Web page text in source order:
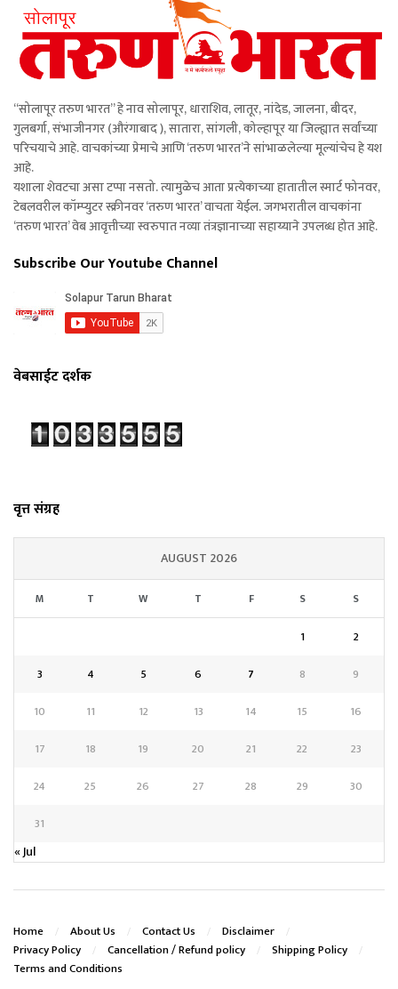
“सोलापूर तरुण भारत” हे नाव सोलापूर, धाराशिव, लातूर, नांदेड, जालना, बीदर,
गुलबर्गा, संभाजीनगर (औरंगाबाद ), सातारा, सांगली, कोल्हापूर या जिल्ह्यात सर्वांच्या
परिचयाचे आहे. वाचकांच्या प्रेमाचे आणि ‘तरुण भारत’ने सांभाळलेल्या मूल्यांचेच हे यश
आहे.
यशाला शेवटचा असा टप्पा नसतो. त्यामुळेच आता प्रत्येकाच्या हातातील स्मार्ट फोनवर,
टेबलवरील कॉम्प्युटर स्क्रीनवर ‘तरुण भारत’ वाचता येईल. जगभरातील वाचकांना
‘तरुण भारत’ वेब आवृत्तीच्या स्वरुपात नव्या तंत्रज्ञानाच्या सहाय्याने उपलब्ध होत आहे.
Subscribe Our Youtube Channel
वेबसाईट दर्शक
वृत्त संग्रह
AUGUST 2026
M T W T F S S
1
2
3
4 5 6 7 8
9
10
11 12 13 14 15
16
17
18 19 20 21 22
23
24
25 26 27 28 29
30
31
« Jul
Home About Us Contact Us
Disclaimer
Privacy Policy
Cancellation / Refund policy
Shipping Policy
Terms and Conditions